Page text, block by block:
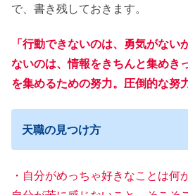
で、書き残しておきます。
「行動できないのは、勇気がない
ないのは、情報をきちんと集めき
を集めるための努力。圧倒的な努
天職の見つけ方
・自分がめっちゃ好きなことは何